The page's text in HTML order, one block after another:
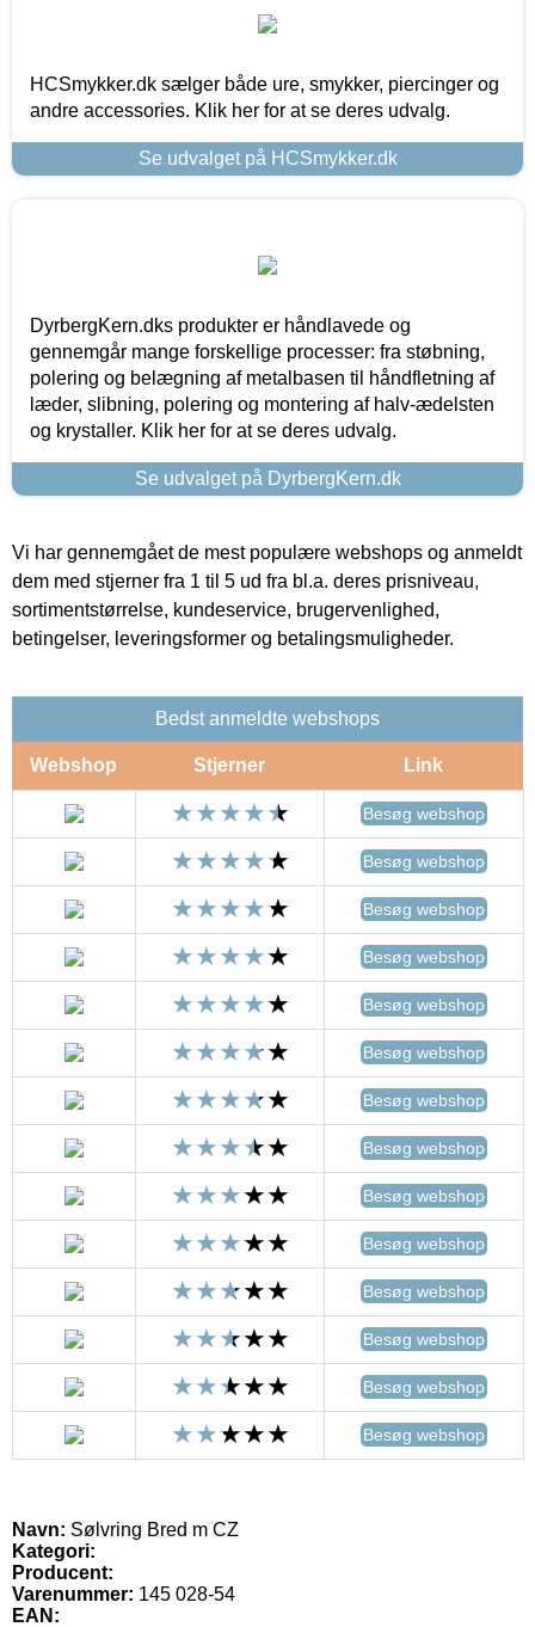
HCSmykker.dk sælger både ure, smykker, piercinger og
andre accessories. Klik her for at se deres udvalg.
Se udvalget på HCSmykker.dk
DyrbergKern.dks produkter er håndlavede og
gennemgår mange forskellige processer: fra støbning,
polering og belægning af metalbasen til håndfletning af
læder, slibning, polering og montering af halv-ædelsten
og krystaller. Klik her for at se deres udvalg.
Se udvalget på DyrbergKern.dk
Vi har gennemgået de mest populære webshops og anmeldt
dem med stjerner fra 1 til 5 ud fra bl.a. deres prisniveau,
sortimentstørrelse, kundeservice, brugervenlighed,
betingelser, leveringsformer og betalingsmuligheder.
Bedst anmeldte webshops
Webshop Stjerner Link
Besøg webshop
Besøg webshop
Besøg webshop
Besøg webshop
Besøg webshop
Besøg webshop
Besøg webshop
Besøg webshop
Besøg webshop
Besøg webshop
Besøg webshop
Besøg webshop
Besøg webshop
Besøg webshop
Navn: Sølvring Bred m CZ
Kategori:
Producent:
Varenummer: 145 028-54
EAN: